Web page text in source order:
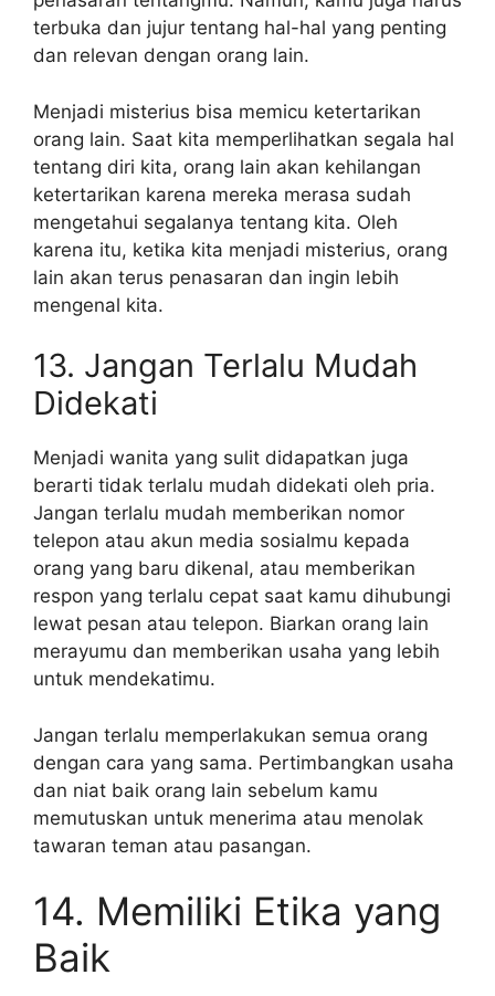
terbuka dan jujur tentang hal-hal yang penting
dan relevan dengan orang lain.
Menjadi misterius bisa memicu ketertarikan
orang lain. Saat kita memperlihatkan segala hal
tentang diri kita, orang lain akan kehilangan
ketertarikan karena mereka merasa sudah
mengetahui segalanya tentang kita. Oleh
karena itu, ketika kita menjadi misterius, orang
lain akan terus penasaran dan ingin lebih
mengenal kita.
13. Jangan Terlalu Mudah
Didekati
Menjadi wanita yang sulit didapatkan juga
berarti tidak terlalu mudah didekati oleh pria.
Jangan terlalu mudah memberikan nomor
telepon atau akun media sosialmu kepada
orang yang baru dikenal, atau memberikan
respon yang terlalu cepat saat kamu dihubungi
lewat pesan atau telepon. Biarkan orang lain
merayumu dan memberikan usaha yang lebih
untuk mendekatimu.
Jangan terlalu memperlakukan semua orang
dengan cara yang sama. Pertimbangkan usaha
dan niat baik orang lain sebelum kamu
memutuskan untuk menerima atau menolak
tawaran teman atau pasangan.
14. Memiliki Etika yang
Baik